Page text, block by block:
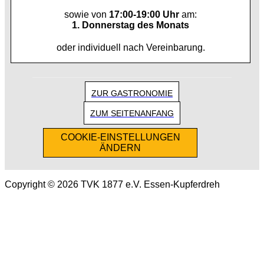
sowie von 17:00-19:00 Uhr am:
1. Donnerstag des Monats
oder individuell nach Vereinbarung.
ZUR GASTRONOMIE
ZUM SEITENANFANG
COOKIE-EINSTELLUNGEN
ÄNDERN
Copyright © 2026 TVK 1877 e.V. Essen-Kupferdreh